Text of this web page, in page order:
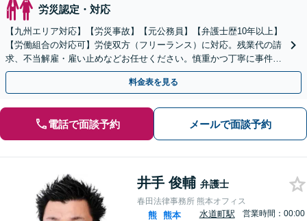
労災認定・対応
【九州エリア対応】【労災事故】【元公務員】【弁護士歴10年以上】
【労働組合の対応可】労使双方（フリーランス）に対応。残業代の請
求、不当解雇・雇い止めなどお任せください。慎重かつ丁寧に事件解
決へと進めます。
料金表を見る
電話で面談予約 メールで面談予約
井手 俊輔 弁護士
春田法律事務所 熊本オフィス
熊 熊本
水道町駅
営業時間：00:00